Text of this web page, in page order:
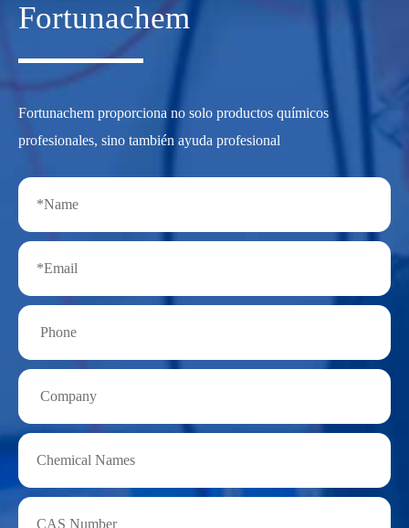
Fortunachem
Fortunachem proporciona no solo productos químicos
profesionales, sino también ayuda profesional